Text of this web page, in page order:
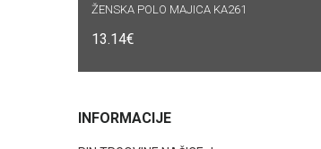
ŽENSKA POLO MAJICA KA261
13.14€
ODABERI OPCIJE
INFORMACIJE